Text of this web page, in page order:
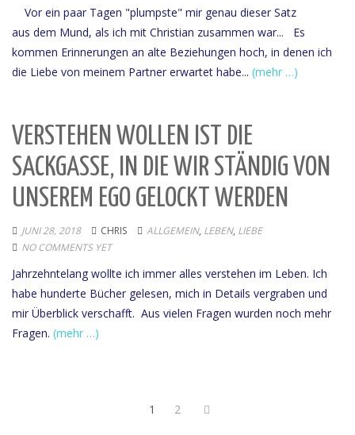
Vor ein paar Tagen "plumpste" mir genau dieser Satz
aus dem Mund, als ich mit Christian zusammen war... Es
kommen Erinnerungen an alte Beziehungen hoch, in denen ich
die Liebe von meinem Partner erwartet habe... (mehr …)
VERSTEHEN WOLLEN IST DIE
SACKGASSE, IN DIE WIR STÄNDIG VON
UNSEREM EGO GELOCKT WERDEN
JUNI 28, 2018 CHRIS ALLGEMEIN, LEBEN, LIEBE
NO COMMENTS YET
Jahrzehntelang wollte ich immer alles verstehen im Leben. Ich
habe hunderte Bücher gelesen, mich in Details vergraben und
mir Überblick verschafft. Aus vielen Fragen wurden noch mehr
Fragen. (mehr …)
Page
1 Page
2
Next